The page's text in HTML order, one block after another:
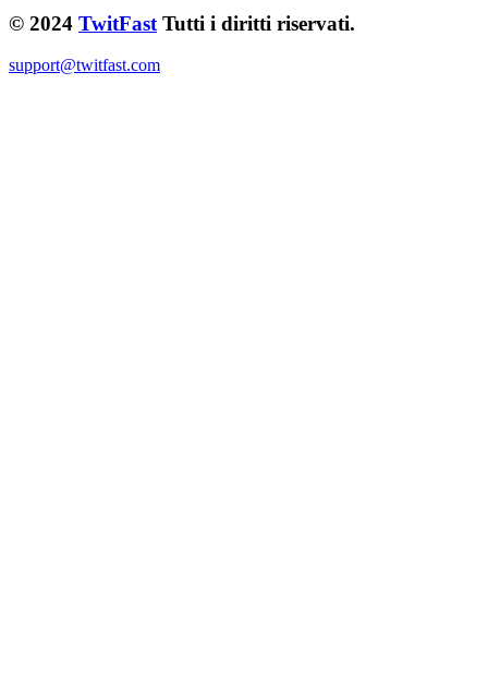
© 2024 TwitFast Tutti i diritti riservati.
support@twitfast.com